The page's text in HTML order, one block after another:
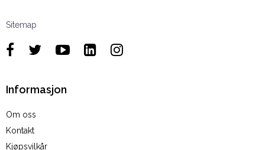
Sitemap
Informasjon
Om oss
Kontakt
Kjøpsvilkår